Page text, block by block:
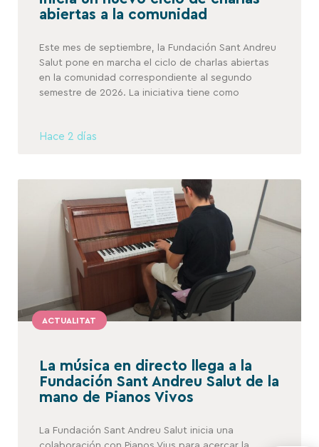
abiertas a la comunidad
Este mes de septiembre, la Fundación Sant Andreu
Salut pone en marcha el ciclo de charlas abiertas
en la comunidad correspondiente al segundo
semestre de 2026. La iniciativa tiene como
Hace 2 días
ACTUALITAT
La música en directo llega a la
Fundación Sant Andreu Salut de la
mano de Pianos Vivos
La Fundación Sant Andreu Salut inicia una